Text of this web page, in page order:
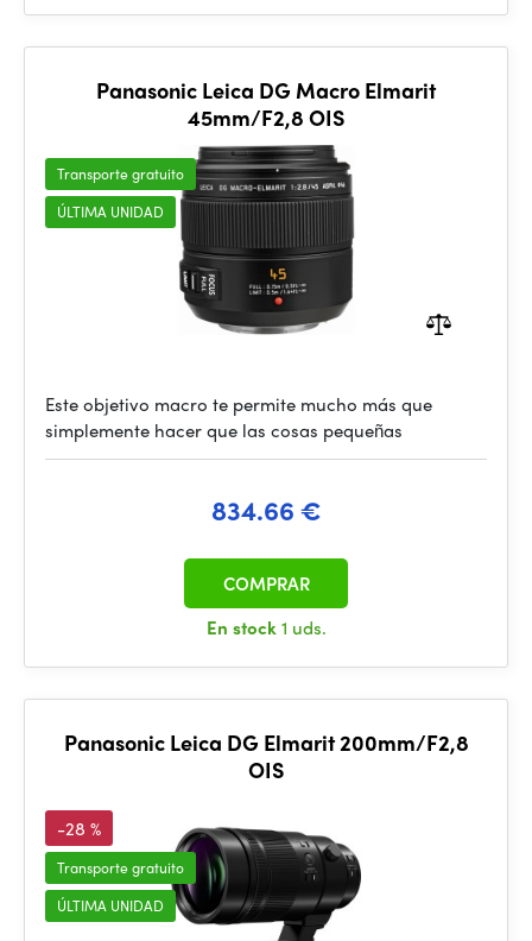
Panasonic Leica DG Macro Elmarit
45mm/F2,8 OIS
Transporte gratuito
ÚLTIMA UNIDAD
Este objetivo macro te permite mucho más que
simplemente hacer que las cosas pequeñas
834.66 €
En stock1 uds.
COMPRAR
Panasonic Leica DG Elmarit 200mm/F2,8
OIS
-28 %
Transporte gratuito
ÚLTIMA UNIDAD